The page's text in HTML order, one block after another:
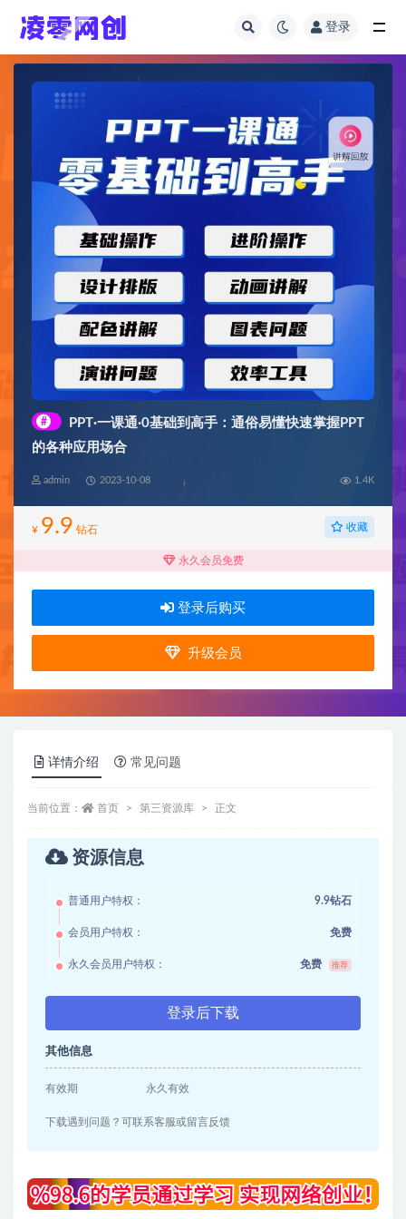
登录
#
PPT·一课通·0基础到高手：通俗易懂快速掌握PPT
的各种应用场合
admin 2023-10-08 1.4K
¥ 9.9 钻石 收藏
永久会员免费
登录后购买
升级会员
详情介绍 常见问题
当前位置： 首页 第三资源库 正文
资源信息
普通用户特权： 9.9钻石
会员用户特权： 免费
永久会员用户特权： 免费 推荐
登录后下载
其他信息
有效期 永久有效
下载遇到问题？可联系客服或留言反馈